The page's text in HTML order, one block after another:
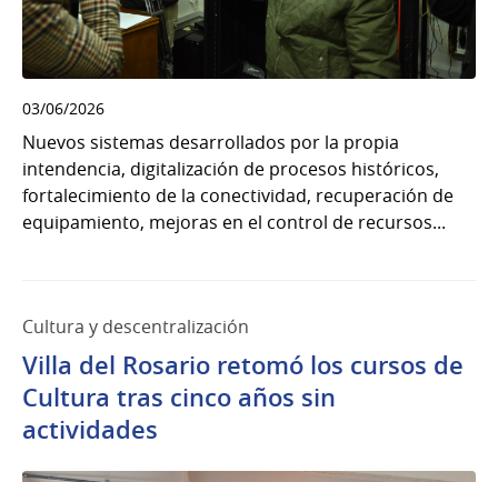
03/06/2026
Nuevos sistemas desarrollados por la propia
intendencia, digitalización de procesos históricos,
fortalecimiento de la conectividad, recuperación de
equipamiento, mejoras en el control de recursos...
Cultura y descentralización
Villa del Rosario retomó los cursos de
Cultura tras cinco años sin
actividades